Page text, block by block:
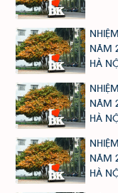
NĂM
HÀ
NĂM
HÀ
NĂM
HÀ